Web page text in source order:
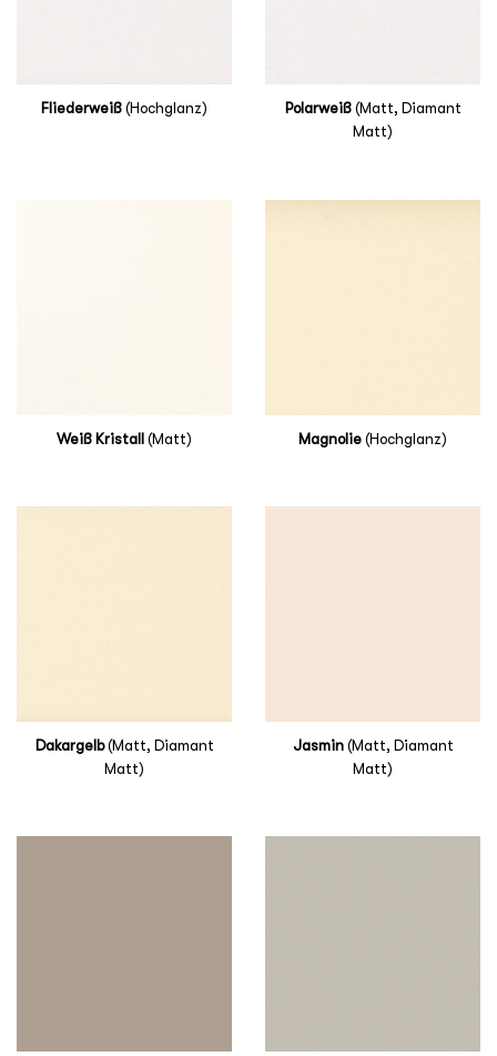
Fliederweiß (Hochglanz) Polarweiß(Matt, Diamant
Matt)
Weiß Kristall (Matt) Magnolie (Hochglanz)
Dakargelb(Matt, Diamant
Matt)
Jasmin(Matt, Diamant
Matt)